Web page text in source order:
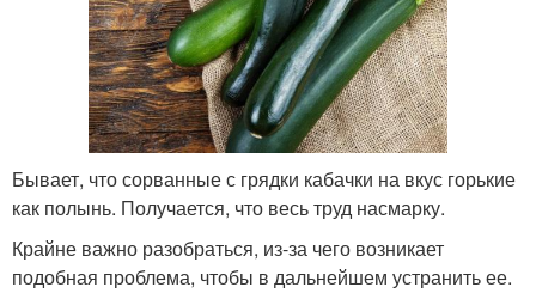
Бывает, что сорванные с грядки кабачки на вкус горькие
как полынь. Получается, что весь труд насмарку.
Крайне важно разобраться, из-за чего возникает
подобная проблема, чтобы в дальнейшем устранить ее.